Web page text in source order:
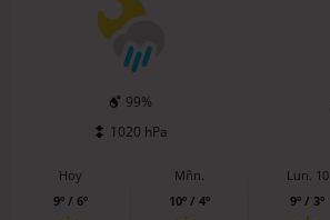
99%
1020 hPa
Hoy
9º / 6º
Mñn.
10º / 4º
Lun. 10
9º / 3º